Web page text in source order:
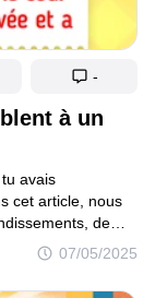
à un
07/05/2025
avais
cet article, nous
de
hollywoodien. Des
histoire te
ou de fictions,
-